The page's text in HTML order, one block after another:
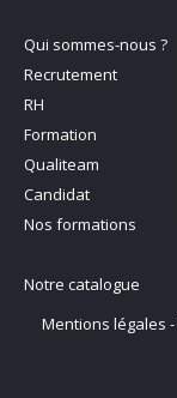
Qui sommes-nous ?
Recrutement
RH
Formation
Qualiteam
Candidat
Nos formations
Notre catalogue
Mentions légales -